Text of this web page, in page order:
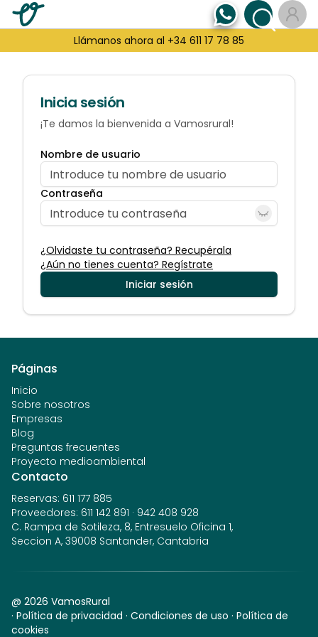
Llámanos ahora al +34 611 17 78 85
Inicia sesión
¡Te damos la bienvenida a Vamosrural!
Nombre de usuario
Contraseña
¿Olvidaste tu contraseña? Recupérala
¿Aún no tienes cuenta? Regístrate
Iniciar sesión
Páginas
Inicio
Sobre nosotros
Empresas
Blog
Preguntas frecuentes
Proyecto medioambiental
Contacto
Reservas: 611 177 885
Proveedores: 611 142 891 · 942 408 928
C. Rampa de Sotileza, 8, Entresuelo Oficina 1,
Seccion A, 39008 Santander, Cantabria
@ 2026 VamosRural
· Política de privacidad · Condiciones de uso · Política de
cookies